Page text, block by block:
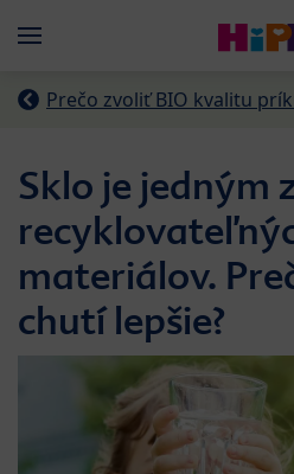
Menü
Prečo zvoliť BIO kvalitu
Sklo je jedným
materiálov.
chutí lepšie?